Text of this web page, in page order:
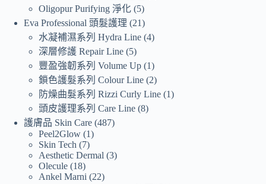
Oligopur Purifying 淨化 5
Eva Professional 頭髮護理
21
水凝補濕系列 Hydra Line 4
深層修護 Repair Line 5
豐盈強韌系列 Volume Up 1
鎖色護髮系列 Colour Line 2
防燥曲髮系列 Rizzi Curly Line 1
頭皮護理系列 Care Line 8
護膚品 Skin Care 487
Peel2Glow 1
Skin Tech
7
Aesthetic Dermal 3
Olecule 18
Ankel Marni
22